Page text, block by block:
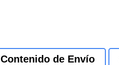
Contenido de Envío